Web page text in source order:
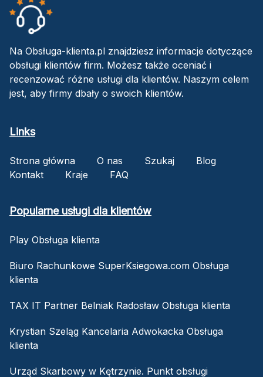
Na Obsługa-klienta.pl znajdziesz informacje dotyczące
obsługi klientów firm. Możesz także oceniać i
recenzować różne usługi dla klientów. Naszym celem
jest, aby firmy dbały o swoich klientów.
Links
Strona główna O nas Szukaj
Blog
Kontakt
Kraje FAQ
Popularne usługi dla klientów
Play Obsługa klienta
Biuro Rachunkowe SuperKsiegowa.com Obsługa
klienta
TAX IT Partner Belniak Radosław Obsługa klienta
Krystian Szeląg Kancelaria Adwokacka Obsługa
klienta
Urząd Skarbowy w Kętrzynie. Punkt obsługi